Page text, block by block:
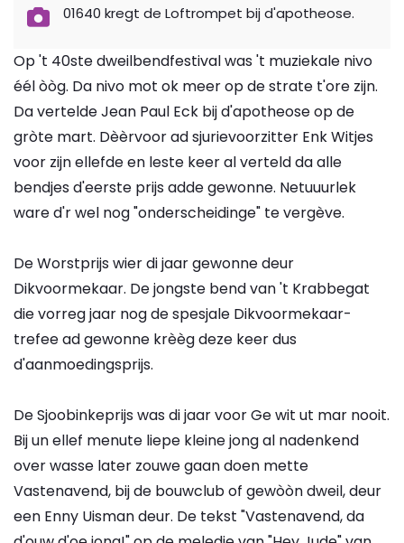
01640 kregt de Loftrompet bij d'apotheose.
Op 't 40ste dweilbendfestival was 't muziekale nivo
éél òòg. Da nivo mot ok meer op de strate t'ore zijn.
Da vertelde Jean Paul Eck bij d'apotheose op de
gròte mart. Dèèrvoor ad sjurievoorzitter Enk Witjes
voor zijn ellefde en leste keer al verteld da alle
bendjes d'eerste prijs adde gewonne. Netuuurlek
ware d'r wel nog "onderscheidinge" te vergève.
De Worstprijs wier di jaar gewonne deur
Dikvoormekaar. De jongste bend van 't Krabbegat
die vorreg jaar nog de spesjale Dikvoormekaar-
trefee ad gewonne krèèg deze keer dus
d'aanmoedingsprijs.
De Sjoobinkeprijs was di jaar voor Ge wit ut mar nooit.
Bij un ellef menute liepe kleine jong al nadenkend
over wasse later zouwe gaan doen mette
Vastenavend, bij de bouwclub of gewòòn dweil, deur
een Enny Uisman deur. De tekst "Vastenavend, da